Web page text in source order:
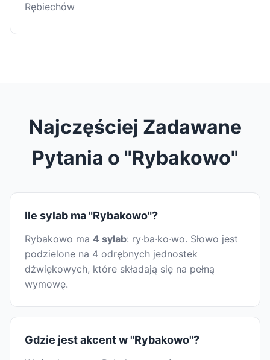
Rębiechów
Najczęściej Zadawane
Pytania o "Rybakowo"
Ile sylab ma "Rybakowo"?
Rybakowo ma 4 sylab: ry·ba·ko·wo. Słowo jest
podzielone na 4 odrębnych jednostek
dźwiękowych, które składają się na pełną
wymowę.
Gdzie jest akcent w "Rybakowo"?